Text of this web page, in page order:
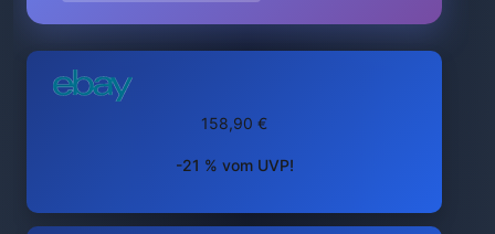
158,90 €
-21 % vom UVP!